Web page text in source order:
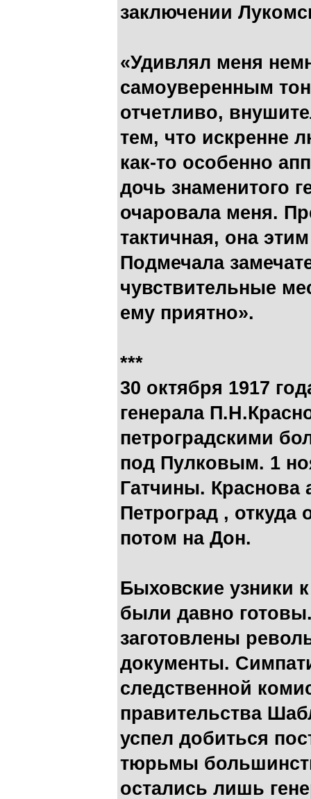
заключении
«Удивлял меня
самоуверенным
отчетливо,
тем, что искренне
как-то особенно
дочь знаменитого
очаровала меня.
тактичная, она
Подмечала
чувствительные
ему приятно».
***
30 октября 1917
генерала
петроградскими
под Пулковым. 1
Гатчины. Краснова
Петроград ,
потом на Дон.
Быховские узники
были давно
заготовлены
документы.
следственной
правительства
успел добиться
тюрьмы
остались лишь